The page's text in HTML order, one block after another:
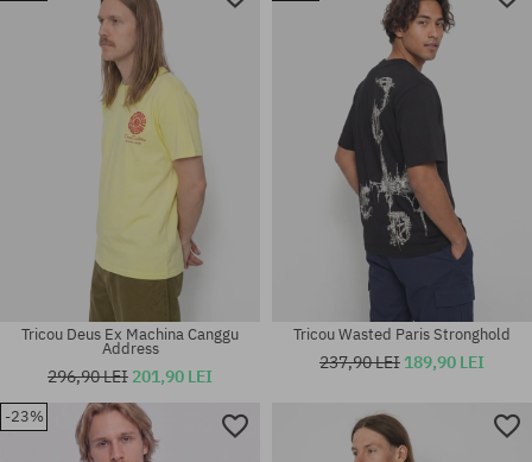
Mărimi existente:
Mărimi existente:
S; M; L; XL; XXL
Mărimi existente:
S; M; L; XL; XXL
Mărimi existente:
Tricou Deus Ex Machina Canggu
Address
296,90 LEI 201,90 LEI
Tricou Wasted Paris Stronghold
237,90 LEI 189,90 LEI
-23%